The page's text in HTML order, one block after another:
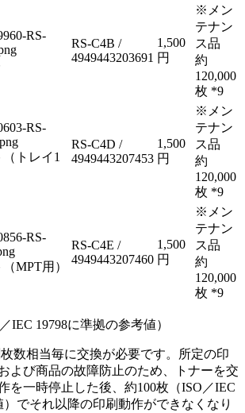
RS-C4B /
4949443203691
1,500
円
※メン
テナン
ス品
約
120,000
枚 *9
トレイ1
RS-C4D /
4949443207453
1,500
円
※メン
テナン
ス品
約
120,000
枚 *9
MPT用）
RS-C4E /
4949443207460
1,500
円
※メン
テナン
ス品
約
120,000
枚 *9
IEC 19798に準拠の参考値）
数相当毎に交換が必要です。所定の印
よび商品の故障防止のため、トナーを交
を一時停止した後、約100枚（ISO／IEC
）でそれ以降の印刷動作ができなくなり